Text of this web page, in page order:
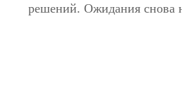
решений. Ожидания снова